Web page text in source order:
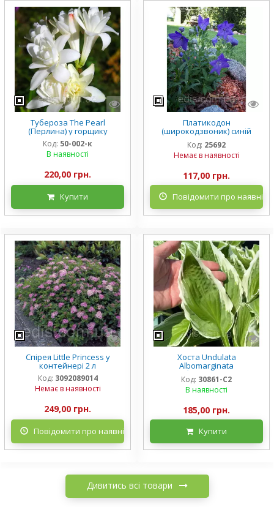
Тубероза The Pearl
(Перлина) у горщику
Код: 50-002-к
В наявності
220,00 грн.
Купити
Платикодон
(широкодзвоник) синій
низькорослий Mariesii у
горщику
Код: 25692
Немає в наявності
117,00 грн.
Повідомити про
Спірея Little Princess у
контейнері 2 л
Код: 3092089014
Немає в наявності
249,00 грн.
Повідомити про наявність
Хоста Undulata
Albomarginata
(Альбомарджината)
контейнер 2 л, 3/+ розетки
Код: 30861-С2
В наявності
185,00 грн.
Купити
Дивитись всі товари